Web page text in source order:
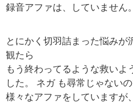
録音アファは、していません。
とにかく切羽詰まった悩みが
観たら
もう終わってるような救い
した。 ネガ も尋常じゃない
様々なアファをしていますが